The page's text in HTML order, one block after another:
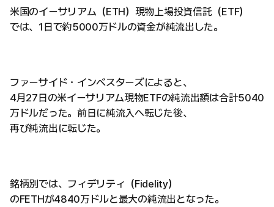
米国のイーサリアム（ETH）現物上場投資信託（ETF）
では、1日で約5000万ドルの資金が純流出した。
ファーサイド・インベスターズによると、
4月27日の米イーサリアム現物ETFの純流出額は合計5040
万ドルだった。前日に純流入へ転じた後、
再び純流出に転じた。
銘柄別では、フィデリティ（Fidelity）
のFETHが4840万ドルと最大の純流出となった。